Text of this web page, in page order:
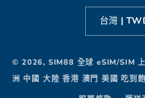
付
款
© 2026, SIM88 全球 eSIM/SIM
洲 中國 大陸 香港 澳門 美國 吃到